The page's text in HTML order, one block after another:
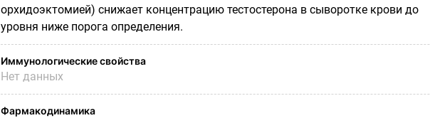
орхидоэктомией) снижает концентрацию тестостерона в сыворотке крови до
уровня ниже порога определения.
Иммунологические свойства
Нет данных
Фармакодинамика